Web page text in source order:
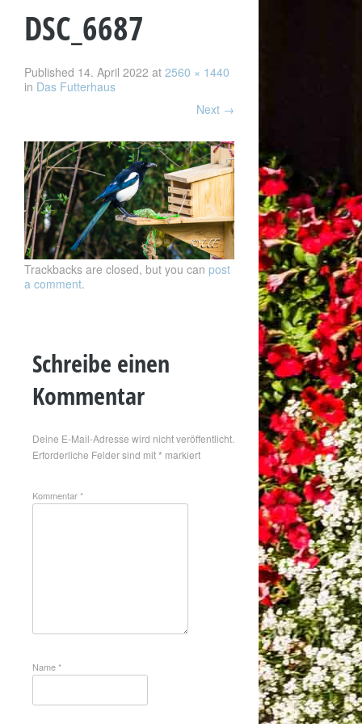
DSC_6687
Published 14. April 2022 at 2560 × 1440
in Das Futterhaus
Next →
Trackbacks are closed, but you can post
a comment.
Schreibe einen
Kommentar
Deine E-Mail-Adresse wird nicht veröffentlicht.
Erforderliche Felder sind mit* markiert
Kommentar*
Name*